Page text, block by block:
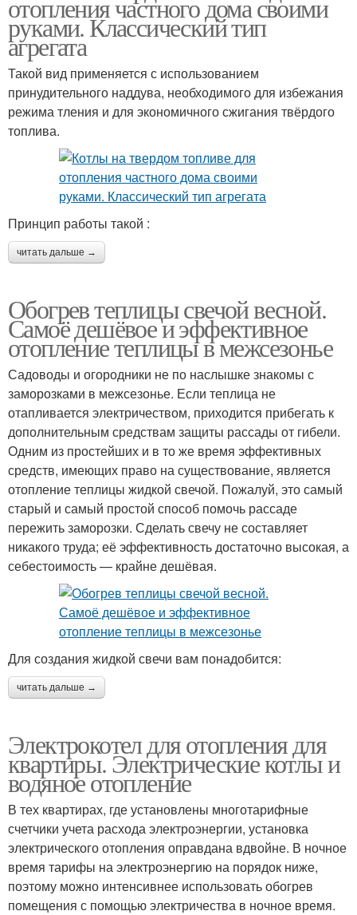
отопления частного дома своими
руками. Классический тип
агрегата
Такой вид применяется с использованием
принудительного наддува, необходимого для избежания
режима тления и для экономичного сжигания твёрдого
топлива.
Принцип работы такой :
читать дальше →
Обогрев теплицы свечой весной.
Самоё дешёвое и эффективное
отопление теплицы в межсезонье
Садоводы и огородники не по наслышке знакомы с
заморозками в межсезонье. Если теплица не
отапливается электричеством, приходится прибегать к
дополнительным средствам защиты рассады от гибели.
Одним из простейших и в то же время эффективных
средств, имеющих право на существование, является
отопление теплицы жидкой свечой. Пожалуй, это самый
старый и самый простой способ помочь рассаде
пережить заморозки. Сделать свечу не составляет
никакого труда; её эффективность достаточно высокая, а
себестоимость — крайне дешёвая.
Для создания жидкой свечи вам понадобится:
читать дальше →
Электрокотел для отопления для
квартиры. Электрические котлы и
водяное отопление
В тех квартирах, где установлены многотарифные
счетчики учета расхода электроэнергии, установка
электрического отопления оправдана вдвойне. В ночное
время тарифы на электроэнергию на порядок ниже,
поэтому можно интенсивнее использовать обогрев
помещения с помощью электричества в ночное время.